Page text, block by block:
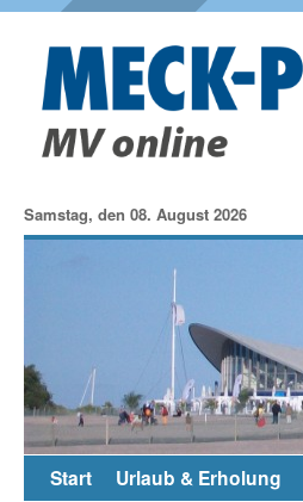
Samstag, den 08. August 2026
Start Urlaub & Erholung